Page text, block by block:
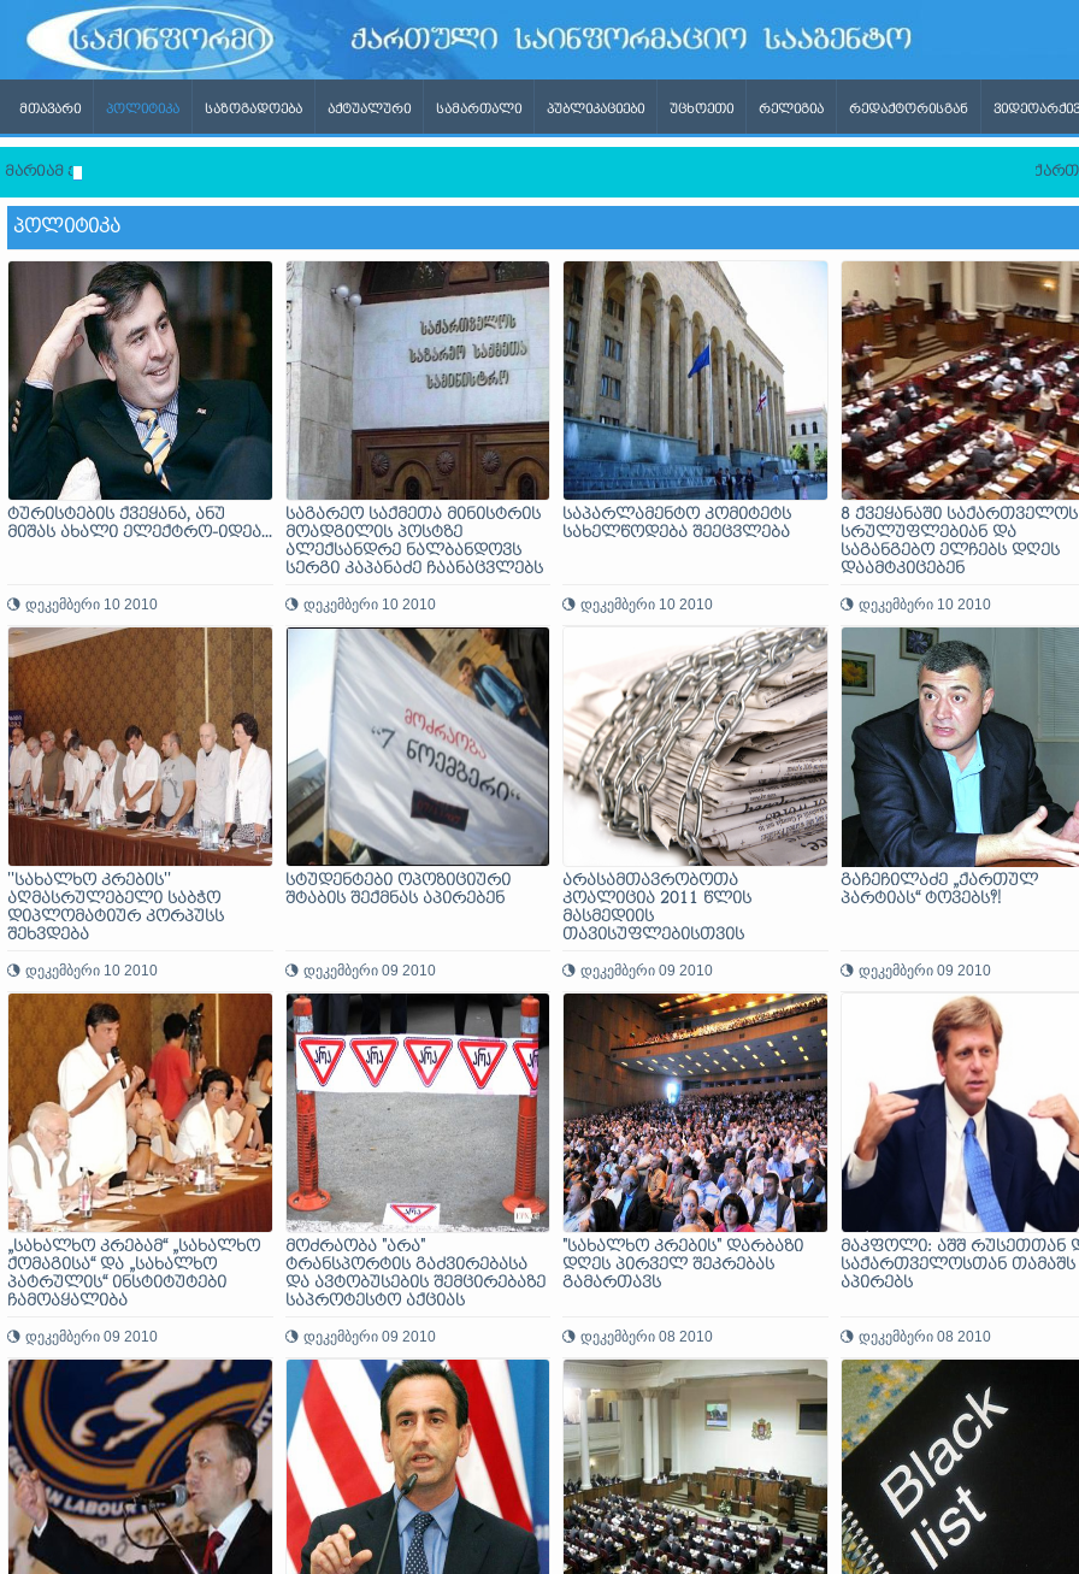
ᲛᲗᲐᲕᲐᲠᲘ ᲞᲝᲚᲘᲢᲘᲙᲐ ᲡᲐᲖᲝᲒᲐᲓᲝᲔᲑᲐ ᲐᲥᲢᲣᲐᲚᲣᲠᲘ ᲡᲐᲛᲐᲠᲗᲐᲚᲘ ᲞᲣᲑᲚᲘᲙᲐᲪᲘᲔᲑᲘ ᲣᲪᲮᲝᲔᲗᲘ ᲠᲔᲚᲘᲒᲘᲐ ᲠᲔᲓᲐᲥᲢᲝᲠᲘᲡᲒᲐᲜ
მარიამ ქვრივიშვილი – ანაკლიის პორტის ოპერირების მოდელით გვექნება შესაძლებლობა, რომ, ერთი მხრივ, პორტი იყოს
ᲞᲝᲚᲘᲢᲘᲙᲐ
ტურისტების ქვეყანა, ანუ
მიშას ახალი ელექტრო-იდეა...
დეკემბერი 10 2010
საგარეო საქმეთა მინისტრის
მოადგილის პოსტზე
ალექსანდრე ნალბანდოვს
სერგი კაპანაძე ჩაანაცვლებს
დეკემბერი 10 2010
საპარლამენტო კომიტეტს
სახელწოდება შეეცვლება
დეკემბერი 10 2010
8 ქვეყანაში საქართველოს
სრულუფლებიან და
საგანგებო ელჩებს დღეს
დაამტკიცებენ
დეკემბერი 10 2010
''სახალხო კრების''
აღმასრულებელი საბჭო
დიპლომატიურ კორპუსს
შეხვდება
დეკემბერი 10 2010
სტუდენტები ოპოზიციური
შტაბის შექმნას აპირებენ
დეკემბერი 09 2010
არასამთავრობოთა
კოალიცია 2011 წლის
მასმედიის
თავისუფლებისთვის
გამოცხადებას ითხოვს
დეკემბერი 09 2010
გაჩეჩილაძე „ქართულ
პარტიას“ ტოვებს?!
დეკემბერი 09 2010
„სახალხო კრებამ“ „სახალხო
ქომაგისა“ და „სახალხო
პატრულის“ ინსტიტუტები
ჩამოაყალიბა
დეკემბერი 09 2010
მოძრაობა "არა"
ტრანსპორტის გაძვირებასა
და ავტობუსების შემცირებაზე
საპროტესტო აქციას
დეკემბერი 09 2010
"სახალხო კრების" დარბაზი
დღეს პირველ შეკრებას
გამართავს
დეკემბერი 08 2010
მაკფოლი: აშშ რუსეთთან
საქართველოსთან თამაშს
აპირებს
დეკემბერი 08 2010